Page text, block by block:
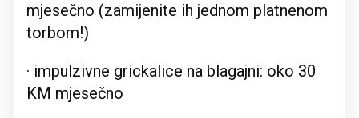
mjesečno (zamijenite ih jednom platnenom
torbom!)
· impulzivne grickalice na blagajni: oko 30
KM mjesečno